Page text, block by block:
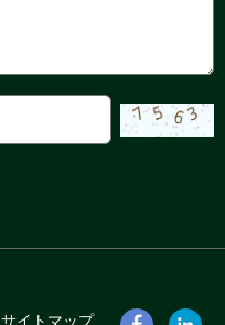
サイトマップ